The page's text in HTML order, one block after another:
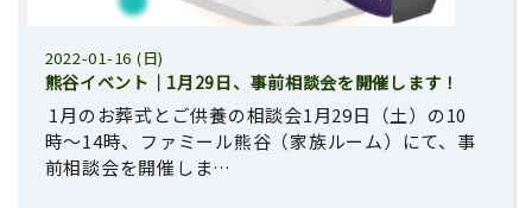
2022-01-16 (日)
熊谷イベント｜1月29日、事前相談会を開催します！
1月のお葬式とご供養の相談会1月29日（土）の10
時〜14時、ファミール熊谷（家族ルーム）にて、事
前相談会を開催しま…